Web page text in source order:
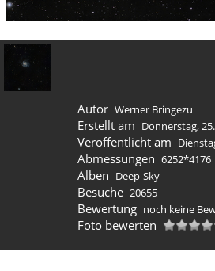
Autor Werner Bringezu
Erstellt am Donnerstag,
Veröffentlicht am
Abmessungen 6252*4176
Alben Deep-Sky
Besuche 20655
Bewertung noch keine
Foto bewerten